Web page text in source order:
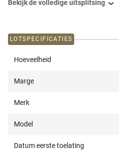
Bekijk de volledige uitsplitsing
LOTSPECIFICATIES
Hoeveelheid
Marge
Merk
Model
Datum eerste toelating